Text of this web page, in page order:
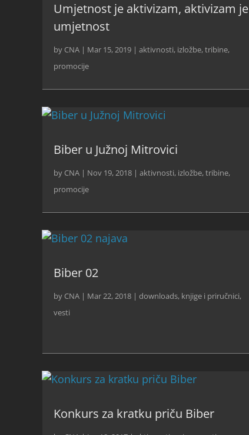
Umjetnost je aktivizam, aktivizam je
umjetnost
by CNA | Mar 15, 2019 | aktivnosti, izložbe, tribine,
promocije
Biber u Južnoj Mitrovici
by CNA | Nov 19, 2018 | aktivnosti, izložbe, tribine,
promocije
Biber 02
by CNA | Mar 22, 2018 | downloads, knjige i priručnici,
vesti
Konkurs za kratku priču Biber